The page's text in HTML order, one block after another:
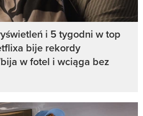
i 5 tygodni w top
bije rekordy
w fotel i wciąga bez